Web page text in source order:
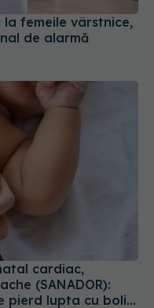
(SANADOR):
pierd lupta cu bolile